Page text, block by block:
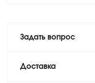
Задать вопрос
Доставка